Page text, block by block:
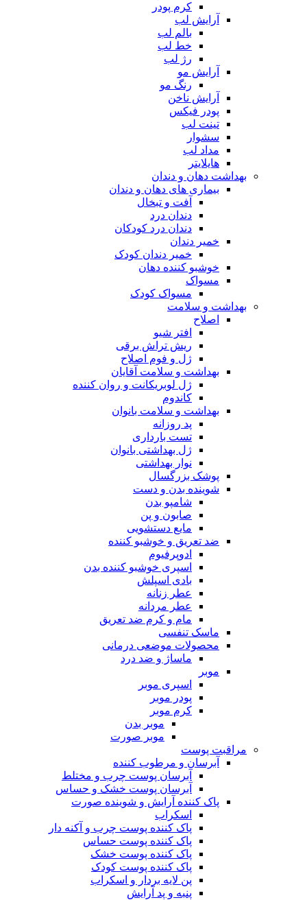
آرایش لب
آرایش ناخن
پودر فیکس
بهداشت دهان و دندان
بیماری های دهان و دندان
آفت و تبخال
دندان درد کودکان
خمیر دندان
خمیر دندان کودک
خوشبو کننده دهان
مسواک کودک
بهداشت و سلامت
ریش تراش برقی
ژل و فوم اصلاح
بهداشت و سلامت آقایان
ژل لوبریکانت و روان کننده
بهداشت و سلامت بانوان
تست بارداری
ژل بهداشتی بانوان
نوار بهداشتی
پوشک بزرگسال
شوینده بدن و دست
شامپو بدن
صابون و پن
مایع دستشویی
ضد تعریق و خوشبو کننده
ادوپرفیوم
اسپری خوشبو کننده بدن
بادی اسپلش
عطر زنانه
عطر مردانه
مام و کرم ضد تعریق
ماسک تنفسی
محصولات موضعی درمانی
ماساژ و ضد درد
اسپری موبر
موبر صورت
مراقبت پوست
آبرسان و مرطوب کننده
آبرسان پوست چرب و مختلط
آبرسان پوست خشک و حساس
پاک کننده آرایش و شوینده صورت
پاک کننده پوست چرب و آکنه دار
پاک کننده پوست حساس
پاک کننده پوست خشک
پاک کننده پوست کودک
پن لایه بردار و اسکراب
پنبه و پد آرایش